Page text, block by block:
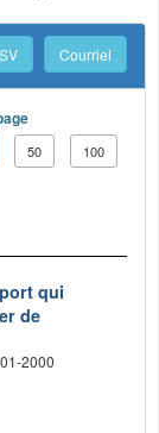
Courriel
50 100
qui
de
2000